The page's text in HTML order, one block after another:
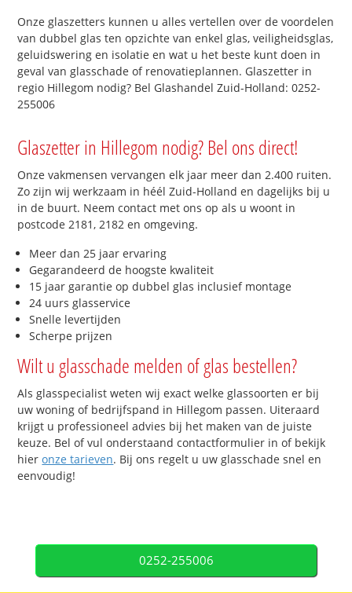
Onze glaszetters kunnen u alles vertellen over de voordelen
van dubbel glas ten opzichte van enkel glas, veiligheidsglas,
geluidswering en isolatie en wat u het beste kunt doen in
geval van glasschade of renovatieplannen. Glaszetter in
regio Hillegom nodig? Bel Glashandel Zuid-Holland: 0252-
255006
Glaszetter in Hillegom nodig? Bel ons direct!
Onze vakmensen vervangen elk jaar meer dan 2.400 ruiten.
Zo zijn wij werkzaam in héél Zuid-Holland en dagelijks bij u
in de buurt. Neem contact met ons op als u woont in
postcode 2181, 2182 en omgeving.
Meer dan 25 jaar ervaring
Gegarandeerd de hoogste kwaliteit
15 jaar garantie op dubbel glas inclusief montage
24 uurs glasservice
Snelle levertijden
Scherpe prijzen
Wilt u glasschade melden of glas bestellen?
Als glasspecialist weten wij exact welke glassoorten er bij
uw woning of bedrijfspand in Hillegom passen. Uiteraard
krijgt u professioneel advies bij het maken van de juiste
keuze. Bel of vul onderstaand contactformulier in of bekijk
hieronze tarieven. Bij ons regelt u uw glasschade snel en
eenvoudig!
0252-255006